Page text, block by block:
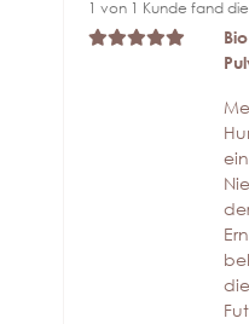
1 von 1 Kunde fand